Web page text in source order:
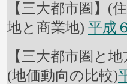
【三大都市圏】(
地と商業地) 平成
【三大都市圏と地
(地価動向の比較)